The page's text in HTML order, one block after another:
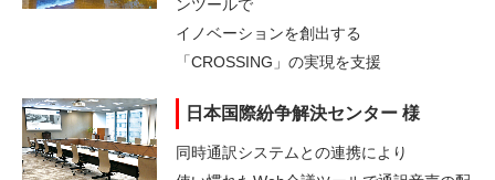
ンツールで
イノベーションを創出する
「CROSSING」の実現を支援
日本国際紛争解決センター 様
同時通訳システムとの連携により